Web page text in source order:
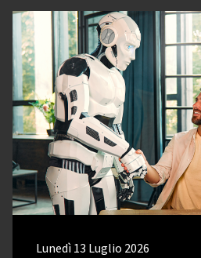
Lunedì 13 Luglio 2026